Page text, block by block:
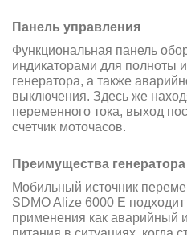
Панель управления
Функциональная панель
индикаторами для полноты
генератора, а также
выключения. Здесь же
переменного тока, выход
cчетчик моточасов.
Преимущества генератора
Мобильный источник
SDMO Alize 6000 E
применения как аварийный